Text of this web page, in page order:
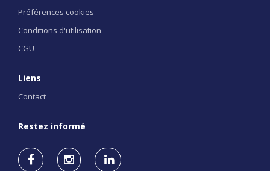
Préférences cookies
Conditions d'utilisation
CGU
Liens
Contact
Restez informé